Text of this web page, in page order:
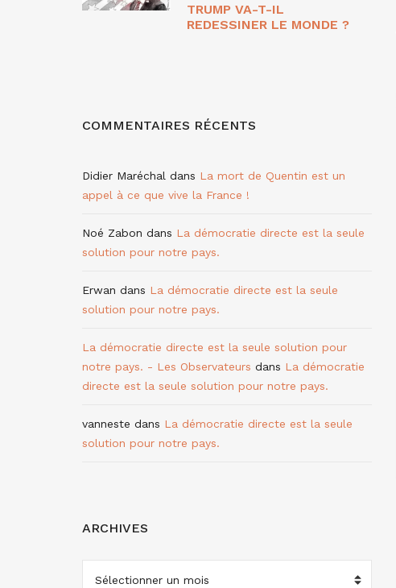
TRUMP VA-T-IL
REDESSINER LE MONDE ?
COMMENTAIRES RÉCENTS
Didier Maréchal dans La mort de Quentin est un
appel à ce que vive la France !
Noé Zabon dans La démocratie directe est la seule
solution pour notre pays.
Erwan dans La démocratie directe est la seule
solution pour notre pays.
La démocratie directe est la seule solution pour
notre pays. - Les Observateurs dans La démocratie
directe est la seule solution pour notre pays.
vanneste dans La démocratie directe est la seule
solution pour notre pays.
ARCHIVES
ARCHIVES